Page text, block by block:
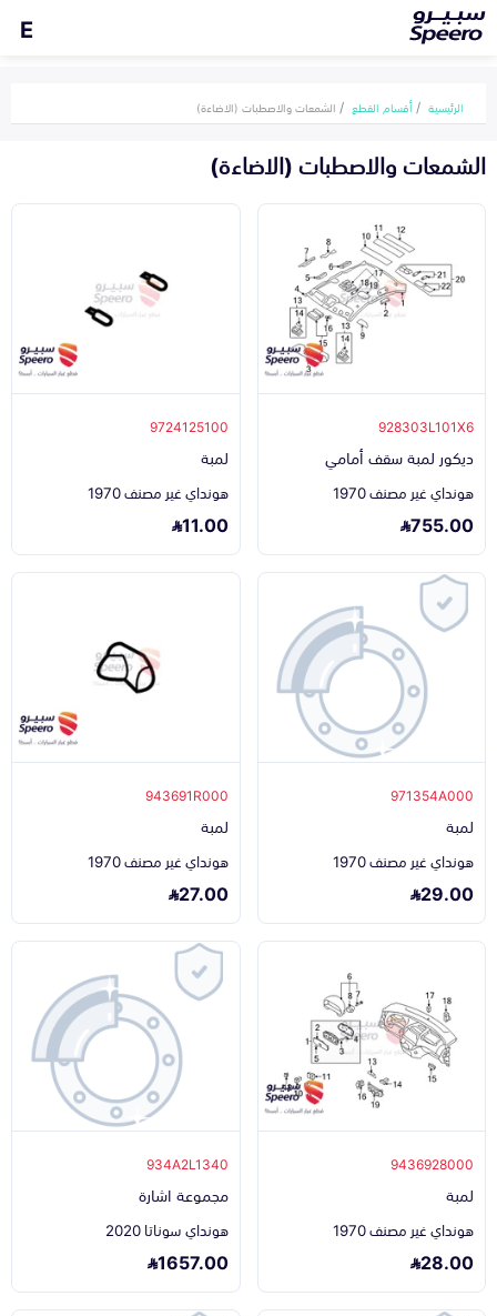
E
الرئيسية أقسام القطع الشمعات والاصطبات (الاضاءة)
الشمعات والاصطبات (الاضاءة)
928303L101X6
ديكور لمبة سقف أمامي
هونداي غير مصنف 1970
755.00
9724125100
لمبة
هونداي غير مصنف 1970
11.00
971354A000
لمبة
هونداي غير مصنف 1970
29.00
943691R000
لمبة
هونداي غير مصنف 1970
27.00
9436928000
لمبة
هونداي غير مصنف 1970
28.00
934A2L1340
مجموعة اشارة
هونداي سوناتا 2020
1657.00